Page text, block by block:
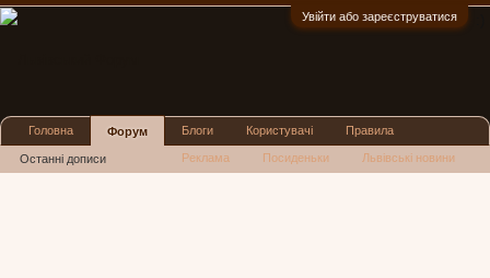
Увійти або зареєструватися
Головна Форум
Останні дописи
Блоги Користувачі Правила
Реклама Посиденьки Львівські новини